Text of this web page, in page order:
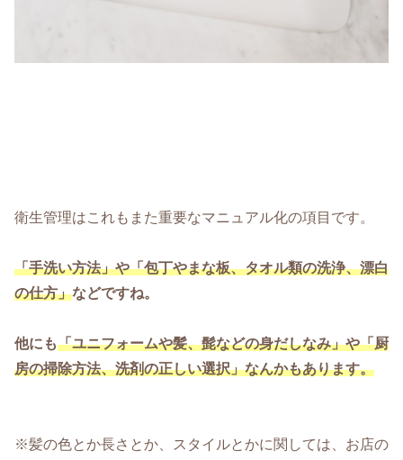
衛生管理はこれもまた重要なマニュアル化の項目です。
「手洗い方法」や「包丁やまな板、タオル類の洗浄、漂白
の仕方」などですね。
他にも「ユニフォームや髪、髭などの身だしなみ」や「厨
房の掃除方法、洗剤の正しい選択」なんかもあります。
※髪の色とか長さとか、スタイルとかに関しては、お店の